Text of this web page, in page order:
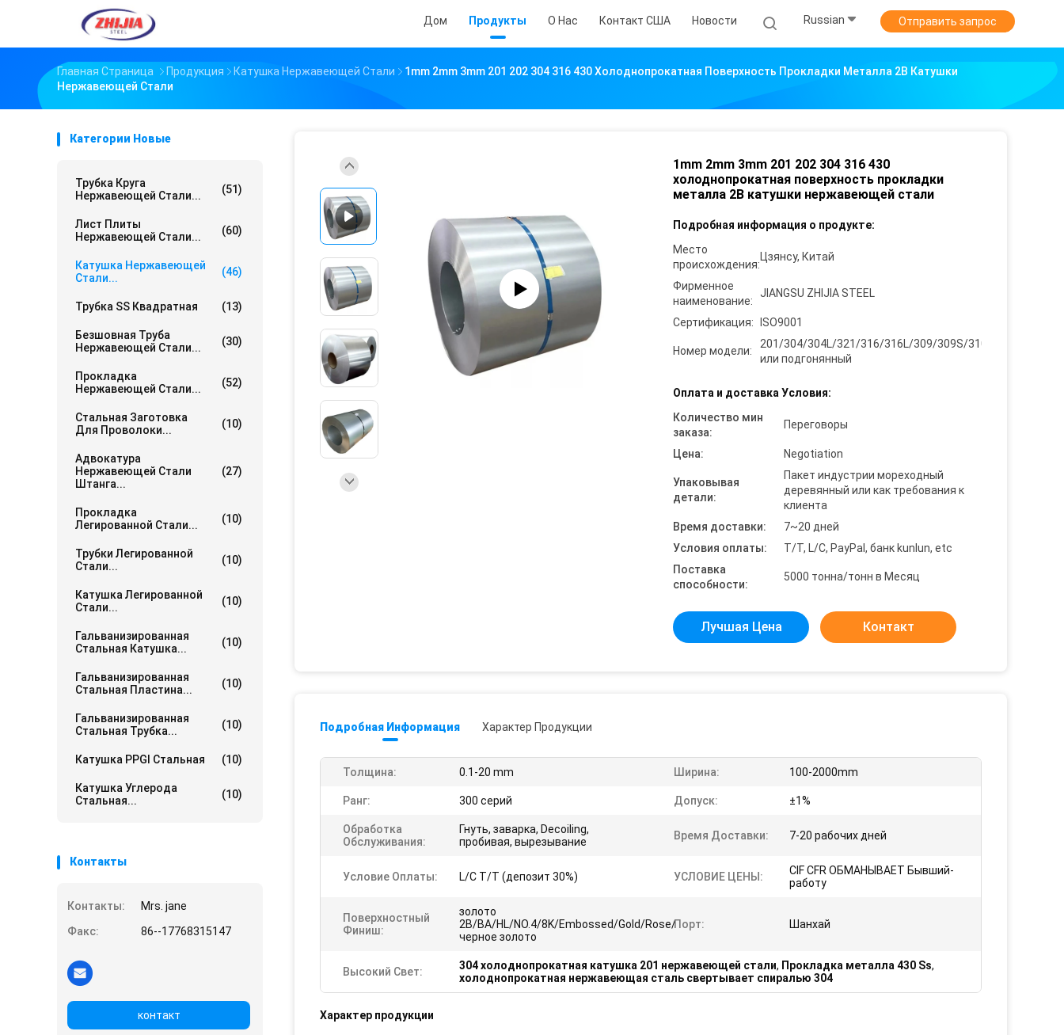
Дом Продукты О Нас Контакт США Новости Russian Отправить запрос
Главная Страница Продукция Катушка Нержавеющей Стали
1mm 2mm 3mm 201 202 304 316 430 Холоднопрокатная Поверхность Прокладки Металла 2B Катушки
Нержавеющей Стали
Категории Новые
Трубка Круга
Нержавеющей Стали...
(51)
Лист Плиты
Нержавеющей Стали...
(60)
Катушка Нержавеющей
Стали...
(46)
Трубка SS Квадратная (13)
Безшовная Труба
Нержавеющей Стали...
(30)
Прокладка
Нержавеющей Стали...
(52)
Стальная Заготовка
Для Проволоки...
(10)
Адвокатура
Нержавеющей Стали
Штанга...
(27)
Прокладка
Легированной Стали...
(10)
Трубки Легированной
Стали...
(10)
Катушка Легированной
Стали...
(10)
Гальванизированная
Стальная Катушка...
(10)
Гальванизированная
Стальная Пластина...
(10)
Гальванизированная
Стальная Трубка...
(10)
Катушка PPGI Стальная (10)
Катушка Углерода
Стальная...
(10)
Контакты
Контакты:
Mrs. jane
Факс:
86--17768315147
контакт
1mm 2mm 3mm 201 202 304 316 430
холоднопрокатная поверхность прокладки
металла 2B катушки нержавеющей стали
Подробная информация о продукте:
Место
происхождения:
Цзянсу, Китай
Фирменное
наименование:
JIANGSU ZHIJIA STEEL
Сертификация: ISO9001
Номер модели:
201/304/304L/321/316/316L/309/309S/310S/904Lect,
или подгонянный
Оплата и доставка Условия:
Количество мин
заказа:
Переговоры
Цена: Negotiation
Упаковывая
детали:
Пакет индустрии мореходный
деревянный или как требования к
клиента
Время доставки:
7~20 дней
Условия оплаты:
T/T, L/C, PayPal, банк kunlun, etc
Поставка
способности:
5000 тонна/тонн в Месяц
Лучшая Цена Контакт
Подробная Информация Характер Продукции
Толщина: 0.1-20 mm Ширина: 100-2000mm
Ранг: 300 серий Допуск: ±1%
Обработка
Обслуживания:
Гнуть, заварка, Decoiling,
пробивая, вырезывание
Время Доставки: 7-20 рабочих дней
Условие Оплаты: L/C T/T (депозит 30%) УСЛОВИЕ ЦЕНЫ:
CIF CFR ОБМАНЫВАЕТ Бывший-
работу
Поверхностный
Финиш:
золото
2B/BA/HL/NO.4/8K/Embossed/Gold/Rose/
черное золото
Порт: Шанхай
Высокий Свет: 304 холоднопрокатная катушка 201 нержавеющей стали, Прокладка металла 430 Ss,
холоднопрокатная нержавеющая сталь свертывает спиралью 304
Характер продукции